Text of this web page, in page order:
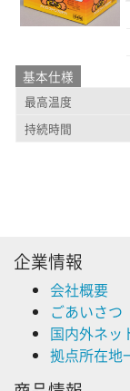
基本仕様
最高温度
持続時間
企業情報
会社概要
ごあいさつ
国内外ネッ
拠点所在地